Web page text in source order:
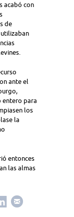
acabó con
de
ante el
entero para
los
la
entonces
las almas